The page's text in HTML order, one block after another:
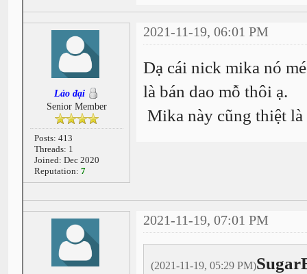
Lảo đại
Senior Member
Posts: 413
Threads: 1
Joined: Dec 2020
Reputation: 7
2021-11-19, 06:01 PM
Dạ cái nick mika nó
là bán dao mỗ thôi ạ.
Mika này cũng thiệt
2021-11-19, 07:01 PM
(2021-11-19, 05:29 PM)